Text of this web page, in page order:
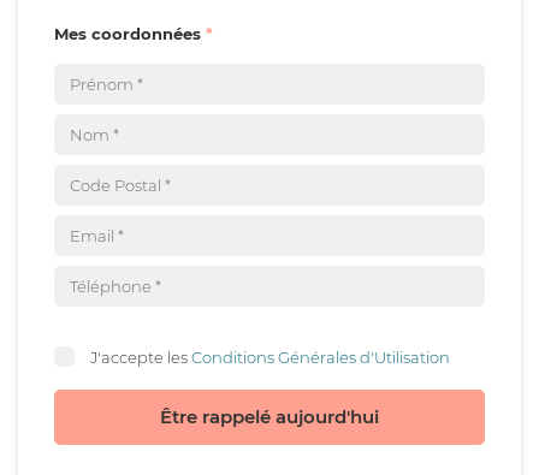
Mes coordonnées
J'accepte lesConditions Générales d'Utilisation
Être rappelé aujourd'hui